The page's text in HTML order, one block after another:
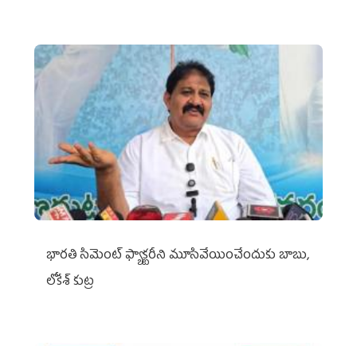
భారతి సిమెంట్ ఫ్యాక్టరీని మూసివేయించేందుకు బాబు,
లోకేశ్ కుట్ర